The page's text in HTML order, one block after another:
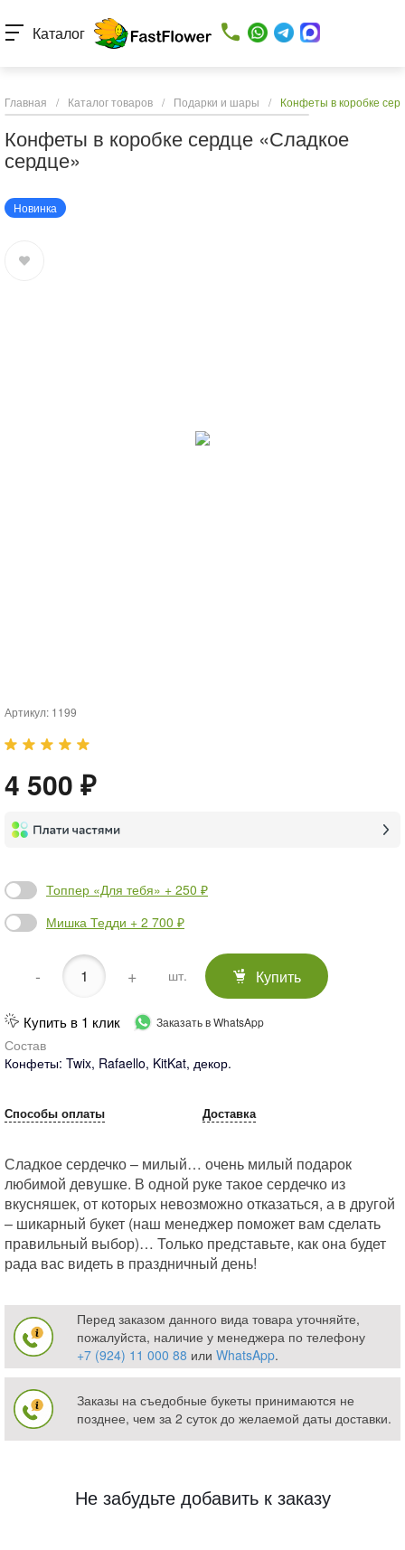
Каталог
Главная / Каталог товаров / Подарки и шары / Конфеты в коробке
Конфеты в коробке сердце «Сладкое
сердце»
Новинка
Артикул: 1199
4 500 ₽
Топпер «Для тебя» + 250 ₽
Мишка Тедди + 2 700 ₽
- + шт. Купить
Купить в 1 клик Заказать в WhatsApp
Состав
Конфеты: Twix, Rafaello, KitKat, декор.
Способы оплаты Доставка
Сладкое сердечко – милый… очень милый подарок
любимой девушке. В одной руке такое сердечко из
вкусняшек, от которых невозможно отказаться, а в другой
– шикарный букет (наш менеджер поможет вам сделать
правильный выбор)… Только представьте, как она будет
рада вас видеть в праздничный день!
Перед заказом данного вида товара уточняйте,
пожалуйста, наличие у менеджера по телефону
+7 (924) 11 000 88 или WhatsApp.
Заказы на съедобные букеты принимаются не
позднее, чем за 2 суток до желаемой даты доставки.
Не забудьте добавить к заказу